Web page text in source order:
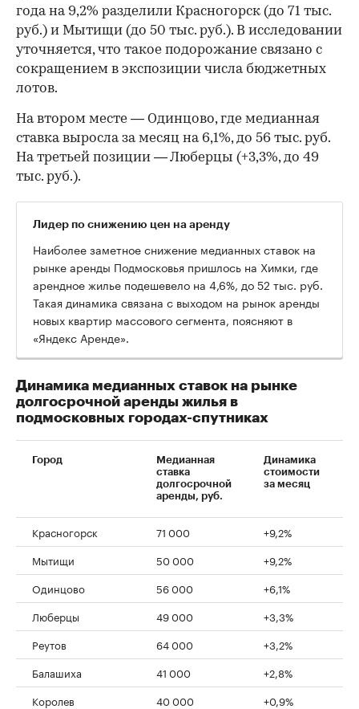
года на 9,2% разделили Красногорск (до 71 тыс.
руб.) и Мытищи (до 50 тыс. руб.). В исследовании
уточняется, что такое подорожание связано с
сокращением в экспозиции числа бюджетных
лотов.
На втором месте — Одинцово, где медианная
ставка выросла за месяц на 6,1%, до 56 тыс. руб.
На третьей позиции — Люберцы (+3,3%, до 49
тыс. руб.).
Лидер по снижению цен на аренду
Наиболее заметное снижение медианных ставок на
рынке аренды Подмосковья пришлось на Химки, где
арендное жилье подешевело на 4,6%, до 52 тыс. руб.
Такая динамика связана с выходом на рынок аренды
новых квартир массового сегмента, поясняют в
«Яндекс Аренде».
Динамика медианных ставок на рынке
долгосрочной аренды жилья в
подмосковных городах-спутниках
Город
Медианная
ставка
долгосрочной
аренды, руб.
Динамика
стоимости
за месяц
Красногорск 71 000
+9,2%
Мытищи
50 000
+9,2%
Одинцово
56 000
+6,1%
Люберцы
49 000
+3,3%
Реутов
64 000
+3,2%
Балашиха
41 000
+2,8%
Королев
40 000
+0,9%